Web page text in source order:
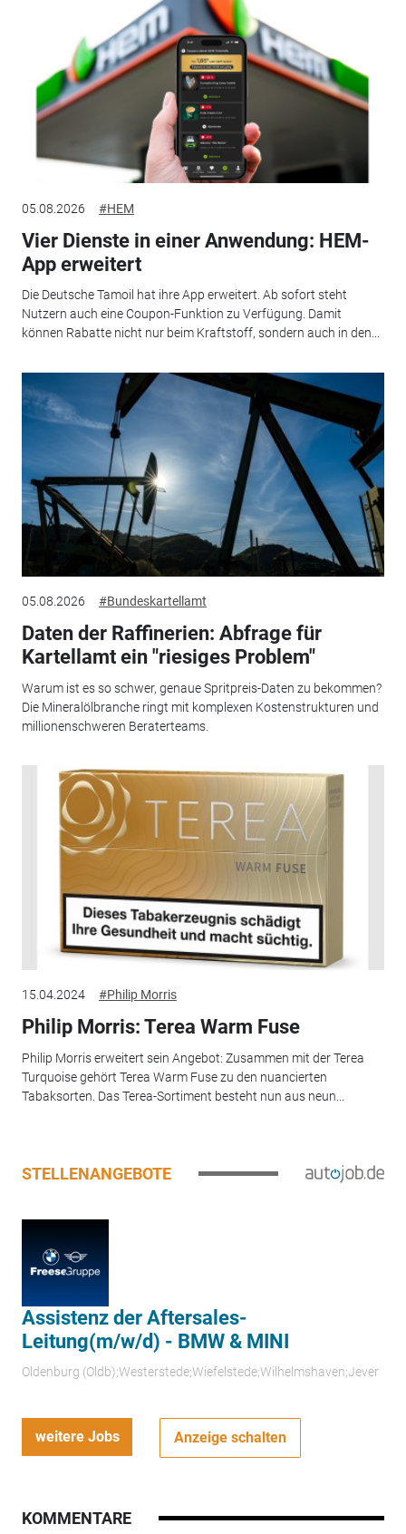
05.08.2026 #HEM
Vier Dienste in einer Anwendung: HEM-
App erweitert
Die Deutsche Tamoil hat ihre App erweitert. Ab sofort steht
Nutzern auch eine Coupon-Funktion zu Verfügung. Damit
können Rabatte nicht nur beim Kraftstoff, sondern auch in den...
05.08.2026 #Bundeskartellamt
Daten der Raffinerien: Abfrage für
Kartellamt ein "riesiges Problem"
Warum ist es so schwer, genaue Spritpreis-Daten zu bekommen?
Die Mineralölbranche ringt mit komplexen Kostenstrukturen und
millionenschweren Beraterteams.
15.04.2024 #Philip Morris
Philip Morris: Terea Warm Fuse
Philip Morris erweitert sein Angebot: Zusammen mit der Terea
Turquoise gehört Terea Warm Fuse zu den nuancierten
Tabaksorten. Das Terea-Sortiment besteht nun aus neun...
STELLENANGEBOTE
Assistenz der Aftersales-
Leitung(m/w/d) - BMW & MINI
Oldenburg (Oldb);Westerstede;Wiefelstede;Wilhelmshaven;Jever
weitere Jobs Anzeige schalten
KOMMENTARE